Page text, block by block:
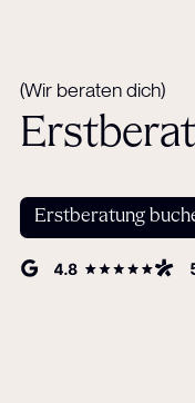
(Wir beraten dich)
Erstberatung